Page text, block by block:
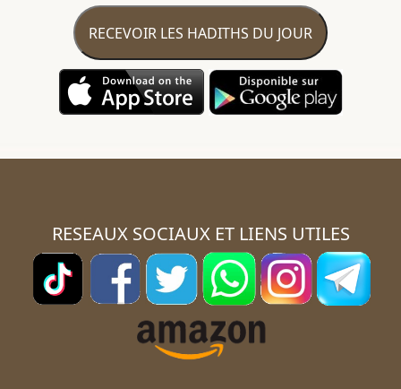
RECEVOIR LES HADITHS DU JOUR
RESEAUX SOCIAUX ET LIENS UTILES